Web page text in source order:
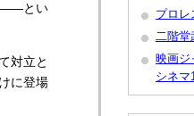
――とい
対立と
に登場
プロレ
二階
映画ジ
シネマ